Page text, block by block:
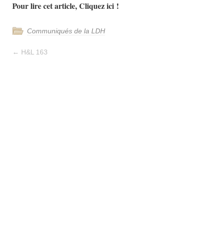
Pour lire cet article, Cliquez ici !
Communiqués de la LDH
← H&L 163